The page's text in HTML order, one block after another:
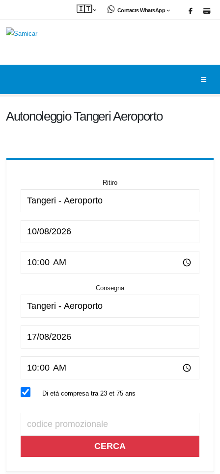
🇮🇹 Contacts WhatsApp
Autonoleggio Tangeri Aeroporto
Ritiro
Consegna
Di età compresa tra 23 et 75 ans
CERCA